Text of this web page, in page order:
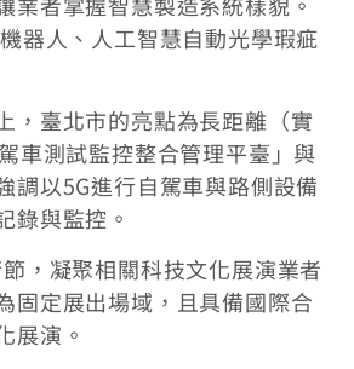
器人、人工智慧自動光學瑕疵
，臺北市的亮點為長距離（實
車測試監控整合管理平臺」與
調以5G進行自駕車與路側設備
錄與監控。
，凝聚相關科技文化展演業者
固定展出場域，且具備國際合
展演。